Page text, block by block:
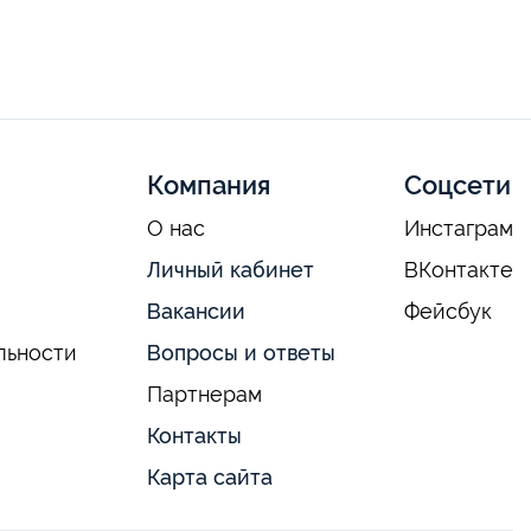
Компания
О нас
Личный кабинет
Вакансии
Вопросы и ответы
Партнерам
Контакты
Карта сайта
Соцсети
Инстаграм
ВКонтакте
Фейсбук